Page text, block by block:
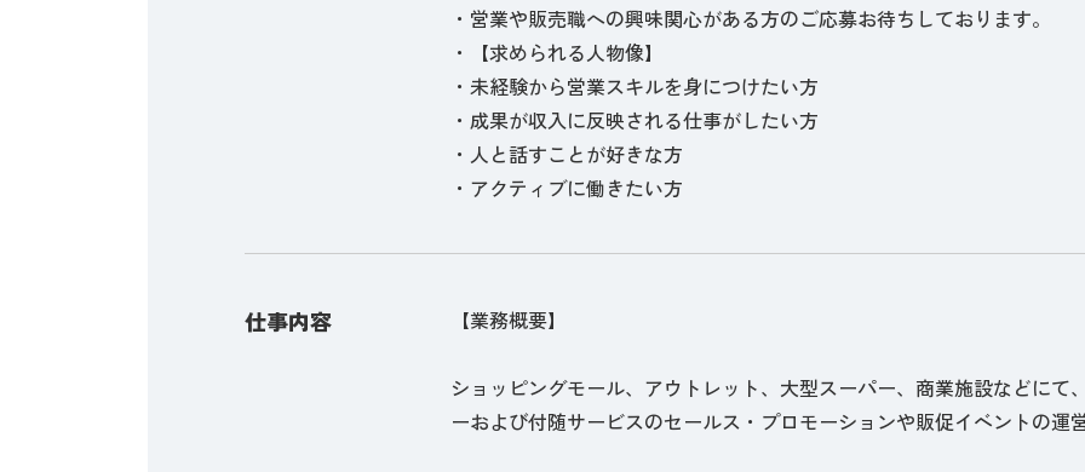
・営業や販売職への興味関心がある方のご応募お待ちしております。
・【求められる人物像】
・未経験から営業スキルを身につけたい方
・成果が収入に反映される仕事がしたい方
・人と話すことが好きな方
・アクティブに働きたい方
仕事内容 【業務概要】
ショッピングモール、アウトレット、大型スーパー、商業施設などにて
ーおよび付随サービスのセールス・プロモーションや販促イベントの運